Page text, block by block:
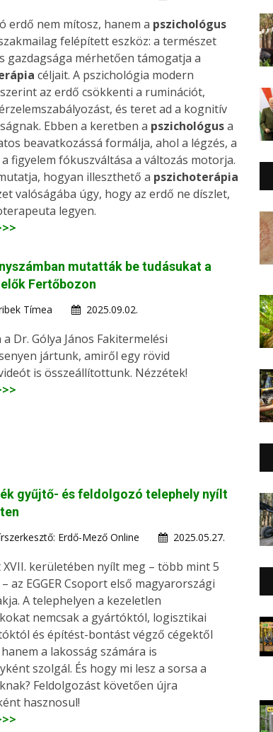
erdő nem mítosz, hanem a pszichológus
felépített eszköz: a természet
gazdagsága mérhetően támogatja a
céljait. A pszichológia modern
az erdő csökkenti a ruminációt,
és teret ad a kognitív
Ebben a keretben a pszichológusa
beavatkozássá formálja, ahol a légzés, a
figyelem fókuszváltása a változás motorja.
hogyan illeszthető a pszichoterápia
valóságába úgy, hogy az erdő ne díszlet,
legyen.
mutatták be tudásukat a
Fertőbozon
Tímea 2025.09.02.
Dr. Gólya János Fakitermelési
jártunk, amiről egy rövid
is összeállítottunk. Nézzétek!
gyűjtő- és feldolgozó telephely nyílt
Erdő-Mező Online 2025.05.27.
XVII. kerületében nyílt meg – több mint 5
az EGGER Csoport első magyarországi
A telephelyen a kezeletlen
nemcsak a gyártóktól, logisztikai
és építést-bontást végző cégektől
a lakosság számára is
szolgál. És hogy mi lesz a sorsa a
Feldolgozást követően újra
hasznosul!